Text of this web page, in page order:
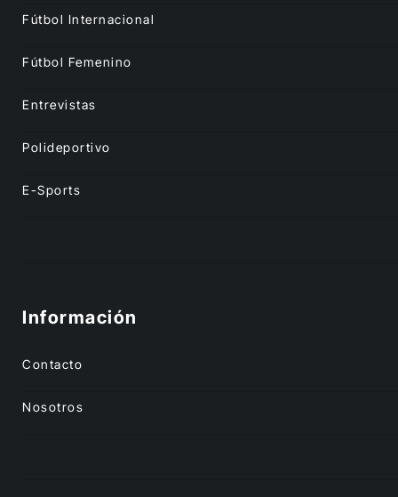
Fútbol Internacional
Fútbol Femenino
Entrevistas
Polideportivo
E-Sports
Información
Contacto
Nosotros